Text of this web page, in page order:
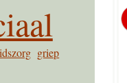
griep